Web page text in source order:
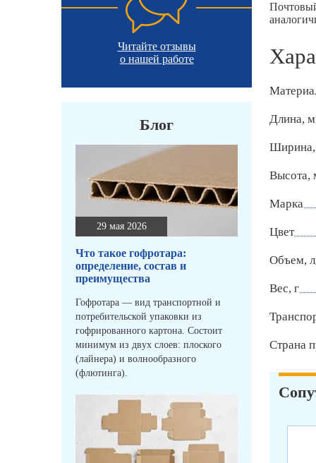
Читайте отзывы
о нашей работе
Блог
29 мая 2026
Что такое гофротара:
определение, состав и
преимущества
Гофротара — вид транспортной и
потребительской упаковки из
гофрированного картона. Состоит
минимум из двух слоев: плоского
(лайнера) и волнообразного
(флютинга).
Длина,
Высота,
Марка
Цвет
Объем, л
Вес, г
Страна